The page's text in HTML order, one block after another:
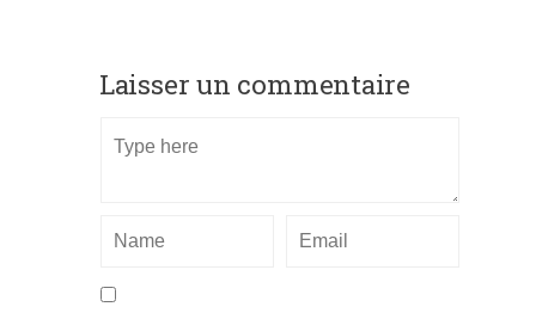
Laisser un commentaire